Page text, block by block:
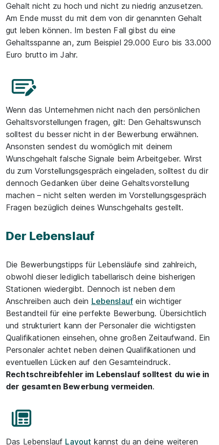
Gehalt nicht zu hoch und nicht zu niedrig anzusetzen.
Am Ende musst du mit dem von dir genannten Gehalt
gut leben können. Im besten Fall gibst du eine
Gehaltsspanne an, zum Beispiel 29.000 Euro bis 33.000
Euro brutto im Jahr.
Wenn das Unternehmen nicht nach den persönlichen
Gehaltsvorstellungen fragen, gilt: Den Gehaltswunsch
solltest du besser nicht in der Bewerbung erwähnen.
Ansonsten sendest du womöglich mit deinem
Wunschgehalt falsche Signale beim Arbeitgeber. Wirst
du zum Vorstellungsgespräch eingeladen, solltest du dir
dennoch Gedanken über deine Gehaltsvorstellung
machen – nicht selten werden im Vorstellungsgespräch
Fragen bezüglich deines Wunschgehalts gestellt.
Der Lebenslauf
Die Bewerbungstipps für Lebensläufe sind zahlreich,
obwohl dieser lediglich tabellarisch deine bisherigen
Stationen wiedergibt. Dennoch ist neben dem
Anschreiben auch dein Lebenslauf ein wichtiger
Bestandteil für eine perfekte Bewerbung. Übersichtlich
und strukturiert kann der Personaler die wichtigsten
Qualifikationen einsehen, ohne großen Zeitaufwand. Ein
Personaler achtet neben deinen Qualifikationen und
eventuellen Lücken auf den Gesamteindruck.
Rechtschreibfehler im Lebenslauf solltest du wie in
der gesamten Bewerbung vermeiden.
Das Lebenslauf Layout kannst du an deine weiteren